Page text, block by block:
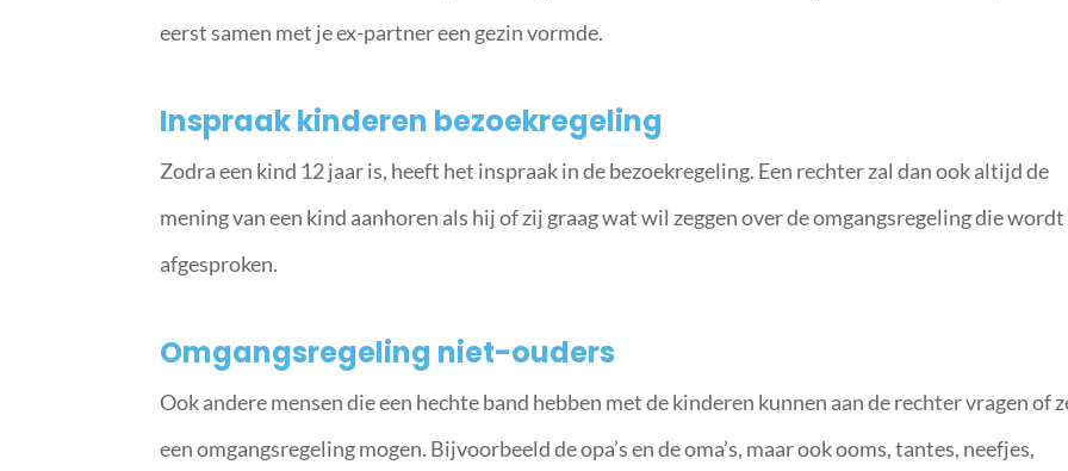
eerst samen met je ex-partner een gezin vormde.
Inspraak kinderen bezoekregeling
Zodra een kind 12 jaar is, heeft het inspraak in de bezoekregeling. Een rechter zal dan ook altijd de
mening van een kind aanhoren als hij of zij graag wat wil zeggen over de omgangsregeling die wordt
afgesproken.
Omgangsregeling niet-ouders
Ook andere mensen die een hechte band hebben met de kinderen kunnen aan de rechter vragen of
een omgangsregeling mogen. Bijvoorbeeld de opa’s en de oma’s, maar ook ooms, tantes, neefjes,